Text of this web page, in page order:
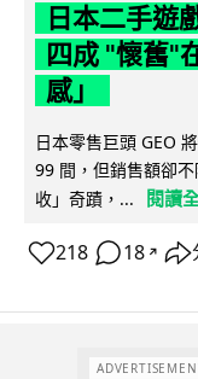
日本二手遊
四成 "懷舊"
感」
日本零售巨頭 GEO
99 間，但銷售額卻
收」奇蹟，...
閱讀
218 18 ↗